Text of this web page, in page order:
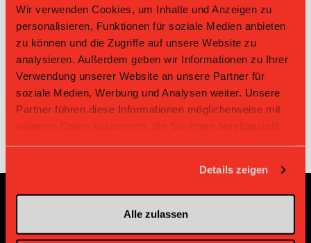
Wir verwenden Cookies, um Inhalte und Anzeigen zu
personalisieren, Funktionen für soziale Medien anbieten
zu können und die Zugriffe auf unsere Website zu
analysieren. Außerdem geben wir Informationen zu Ihrer
Verwendung unserer Website an unsere Partner für
soziale Medien, Werbung und Analysen weiter. Unsere
Partner führen diese Informationen möglicherweise mit
weiteren Daten zusammen, die Sie ihnen bereitgestellt
Details zeigen
Alle zulassen
28.03.2026 09:55 Bülach Floorball II
Red Lions
Frauenfeld I
8:7
10.01.2026 09:55
Frauenfeld I
Floorball II
8:2
08.11.2025 14:30 Bülach Floorball II
Frauenfeld I
8:5
Sponsoren und Partner